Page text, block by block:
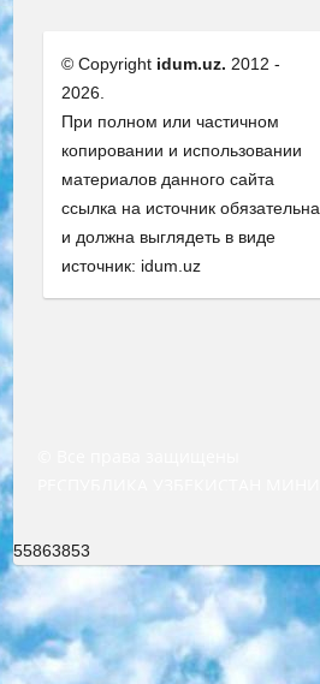
© Copyright idum.uz. 2012 -
2026.
При полном или частичном
копировании и использовании
материалов данного сайта
ссылка на источник обязательна
и должна выглядеть в виде
источник: idum.uz
55863853